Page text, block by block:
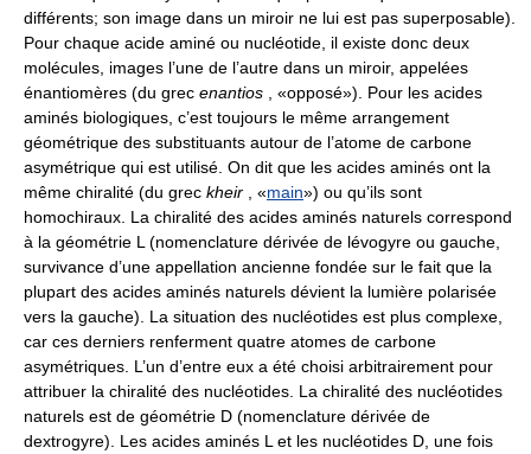
différents; son image dans un miroir ne lui est pas superposable).
Pour chaque acide aminé ou nucléotide, il existe donc deux
molécules, images l’une de l’autre dans un miroir, appelées
énantiomères (du grec enantios , «opposé»). Pour les acides
aminés biologiques, c’est toujours le même arrangement
géométrique des substituants autour de l’atome de carbone
asymétrique qui est utilisé. On dit que les acides aminés ont la
même chiralité (du grec kheir , «main») ou qu’ils sont
homochiraux. La chiralité des acides aminés naturels correspond
à la géométrie L (nomenclature dérivée de lévogyre ou gauche,
survivance d’une appellation ancienne fondée sur le fait que la
plupart des acides aminés naturels dévient la lumière polarisée
vers la gauche). La situation des nucléotides est plus complexe,
car ces derniers renferment quatre atomes de carbone
asymétriques. L’un d’entre eux a été choisi arbitrairement pour
attribuer la chiralité des nucléotides. La chiralité des nucléotides
naturels est de géométrie D (nomenclature dérivée de
dextrogyre). Les acides aminés L et les nucléotides D, une fois